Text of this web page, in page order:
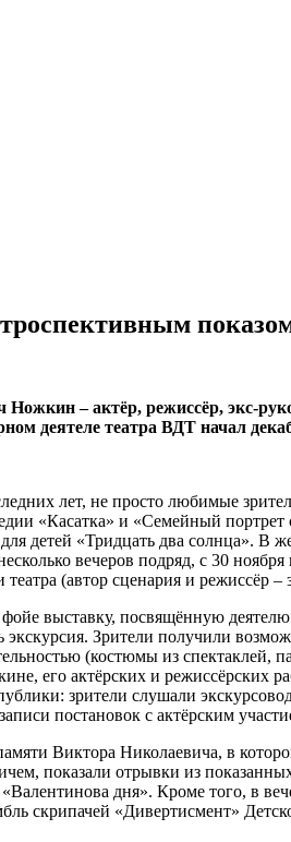
– актёр, режиссёр, экс-
деятеле театра ВДТ начал
лет, не просто любимые
«Касатка» и «Семейный
детей «Тридцать два солнца».
вечеров подряд, с 30
(автор сценария и
выставку, посвящённую
Зрители получили
(костюмы из
его актёрских и режиссёрских
зрители слушали
постановок с актёрским
Виктора Николаевича, в
показали отрывки из
дня». Кроме того, в
скрипачей «Дивертисмент»